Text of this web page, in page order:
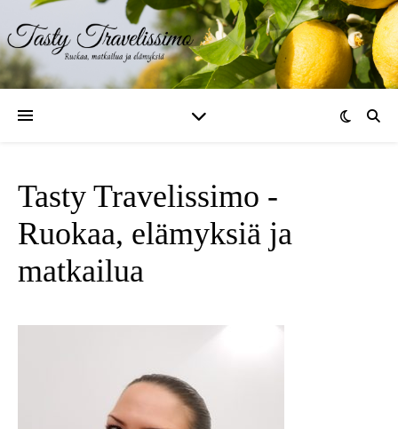
Tasty Travelissimo -
Ruokaa, elämyksiä ja
matkailua